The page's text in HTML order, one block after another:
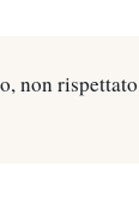
non